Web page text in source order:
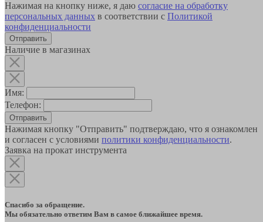
Нажимая на кнопку ниже, я даю согласие на обработку
персональных данных в соответствии с Политикой
конфиденциальности
Наличие в магазинах
Имя:
Телефон:
Отправить
Нажимая кнопку "Отправить" подтверждаю, что я ознакомлен
и согласен с условиями политики конфиденциальности.
Заявка на прокат инструмента
Спасибо за обращение.
Мы обязательно ответим Вам в самое ближайшее время.